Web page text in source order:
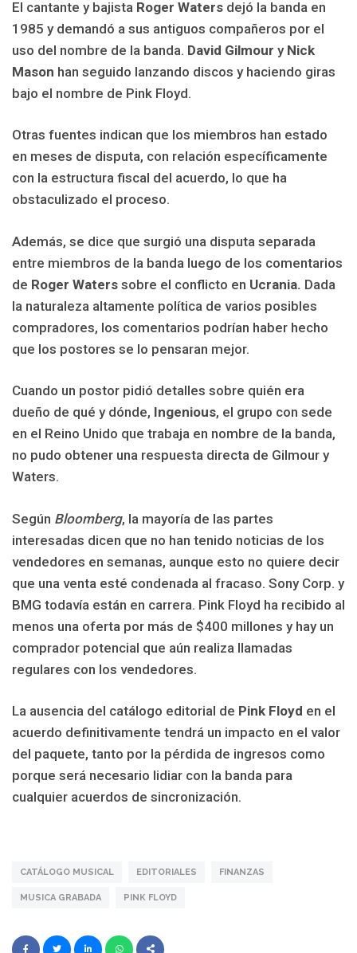
El cantante y bajista Roger Waters dejó la banda en
1985 y demandó a sus antiguos compañeros por el
uso del nombre de la banda. David Gilmour y Nick
Mason han seguido lanzando discos y haciendo giras
bajo el nombre de Pink Floyd.
Otras fuentes indican que los miembros han estado
en meses de disputa, con relación específicamente
con la estructura fiscal del acuerdo, lo que ha
obstaculizado el proceso.
Además, se dice que surgió una disputa separada
entre miembros de la banda luego de los comentarios
de Roger Waters sobre el conflicto en Ucrania. Dada
la naturaleza altamente política de varios posibles
compradores, los comentarios podrían haber hecho
que los postores se lo pensaran mejor.
Cuando un postor pidió detalles sobre quién era
dueño de qué y dónde, Ingenious, el grupo con sede
en el Reino Unido que trabaja en nombre de la banda,
no pudo obtener una respuesta directa de Gilmour y
Waters.
Según Bloomberg, la mayoría de las partes
interesadas dicen que no han tenido noticias de los
vendedores en semanas, aunque esto no quiere decir
que una venta esté condenada al fracaso. Sony Corp. y
BMG todavía están en carrera. Pink Floyd ha recibido al
menos una oferta por más de $400 millones y hay un
comprador potencial que aún realiza llamadas
regulares con los vendedores.
La ausencia del catálogo editorial de Pink Floyd en el
acuerdo definitivamente tendrá un impacto en el valor
del paquete, tanto por la pérdida de ingresos como
porque será necesario lidiar con la banda para
cualquier acuerdos de sincronización.
CATÁLOGO MUSICAL EDITORIALES FINANZAS
MUSICA GRABADA PINK FLOYD